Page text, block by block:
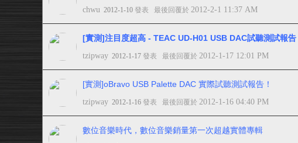
chwu 2012-1-10 發表 最後回覆於 2012-2-1 11:37 AM
[實測]注目度超高 - TEAC UD-H01 USB DAC試聽測試報告
tzipway 2012-1-17 發表 最後回覆於 2012-1-17 12:01 PM
[實測]oBravo USB Palette DAC 實際試聽測試報告！
tzipway 2012-1-16 發表 最後回覆於 2012-1-16 04:40 PM
數位音樂時代，數位音樂銷量第一次超越實體專輯